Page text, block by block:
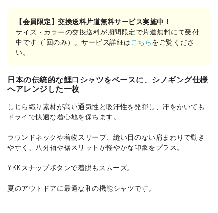
【会員限定】交換送料片道無料サービス実施中！
サイズ・カラーの交換送料が期間限定で片道無料にて受付
中です（1回のみ）。サービス詳細は こちらをご覧くださ
い。
日本の伝統的な鯉口シャツをベースに、シノギング仕様
へアレンジした一枚
しじら織り素材が高い通気性と吸汗性を発揮し、汗をかいても
ドライで快適な着心地を保ちます。
ラウンドネックや着物スリーブ、縫い目のない肩まわりで動き
やすく、八分袖や裾スリットが軽やかな印象をプラス。
YKKスナップボタンで着脱もスムーズ。
夏のアウトドアに最適な和の機能シャツです。